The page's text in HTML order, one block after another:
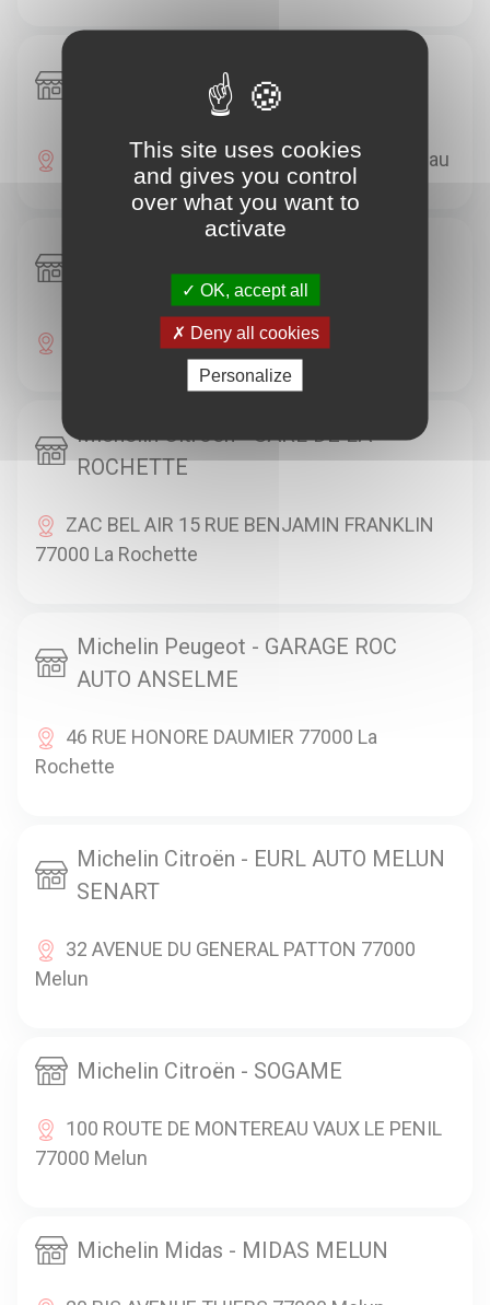
Michelin Ford - FRANCOIS 1ER
AUTOMOBILES
ZA - RUE DE LA BERNACHE 77210 Samoreau
ZONE D'ACTIVITES 77210 Samoreau
Michelin Citroën - SARL DE LA
ROCHETTE
ZAC BEL AIR 15 RUE BENJAMIN FRANKLIN
77000 La Rochette
Michelin Peugeot - GARAGE ROC
AUTO ANSELME
46 RUE HONORE DAUMIER 77000 La
Rochette
Michelin Citroën - EURL AUTO MELUN
SENART
32 AVENUE DU GENERAL PATTON 77000
Melun
Michelin Citroën - SOGAME
100 ROUTE DE MONTEREAU VAUX LE PENIL
77000 Melun
Michelin Midas - MIDAS MELUN
This site uses cookies
and gives you control
over what you want to
activate
OK, accept all
Deny all cookies
Personalize